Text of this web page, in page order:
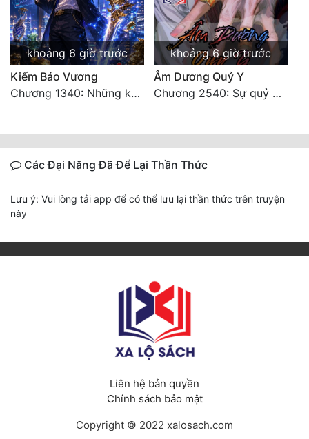
khoảng 6 giờ trước
Kiếm Bảo Vương
Chương 1340: Những kẻ cướp có cánh
khoảng 6 giờ trước
Âm Dương Quỷ Y
Chương 2540: Sự quỷ dị của Lý Trường Phong
Các Đại Năng Đã Để Lại Thần Thức
Lưu ý: Vui lòng tải app để có thể lưu lại thần thức trên truyện
này
Liên hệ bản quyền
Chính sách bảo mật
Copyright © 2022 xalosach.com